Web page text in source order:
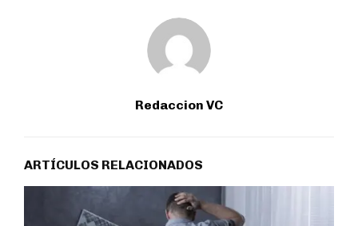
Redaccion VC
ARTÍCULOS RELACIONADOS